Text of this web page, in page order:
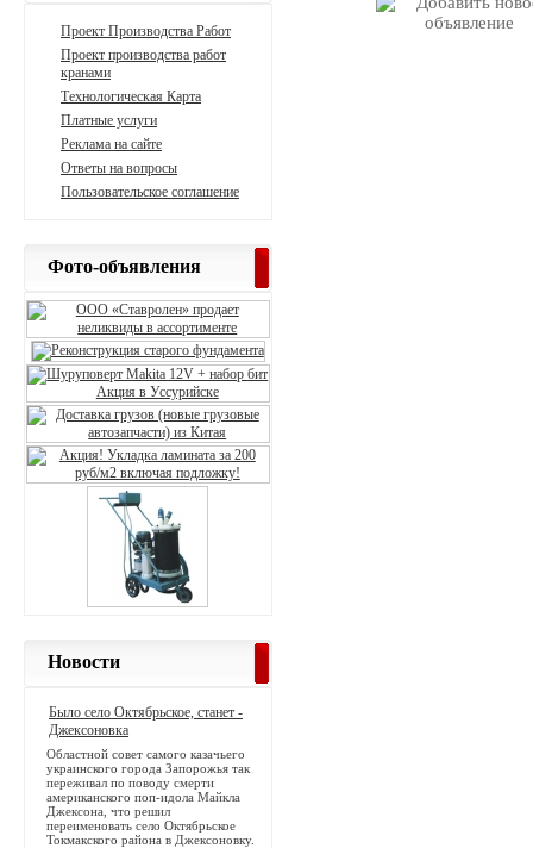
Проект Производства Работ
Проект производства работ
кранами
Технологическая Карта
Платные услуги
Реклама на сайте
Ответы на вопросы
Пользовательское соглашение
Фото-объявления
Новости
Было село Октябрьское, станет -
Джексоновка
Областной совет самого казачьего
украинского города Запорожья так
переживал по поводу смерти
американского поп-идола Майкла
Джексона, что решил
переименовать село Октябрьское
Токмакского района в Джексоновку.